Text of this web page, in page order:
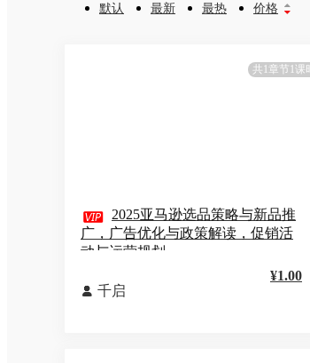
默认 最新 最热 价格 

共1章节1课
 2025亚马逊选品策略与新品推
广，广告优化与政策解读，促销活
动与运营规划
 千启
¥1.00